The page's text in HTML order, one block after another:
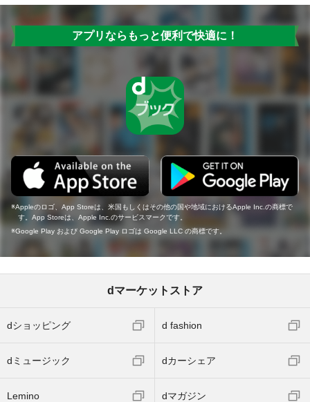
アプリならもっと便利で快適に！
Appleのロゴ、App Storeは、米国もしくはその他の国や地域におけるApple Inc.の商標で
す。App Storeは、Apple Inc.のサービスマークです。
Google Play および Google Play ロゴは Google LLC の商標です。
dマーケットストア
dショッピング d fashion
dミュージック dカーシェア
Lemino dマガジン